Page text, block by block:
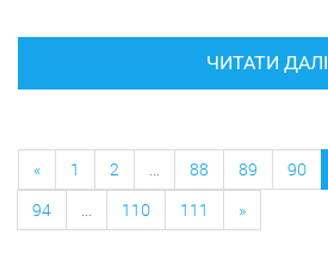
ЧИТАТИ ДАЛІ
« 1 2 ... 88 89 90
94
... 110 111 »